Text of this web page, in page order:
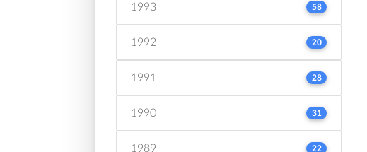
1993 58
1992 20
1991 28
1990 31
1989 22